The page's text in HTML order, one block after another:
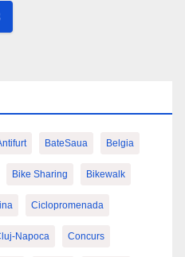
BateSaua Belgia
Bike Sharing Bikewalk
Ciclopromenada
Napoca Concurs